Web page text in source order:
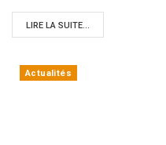
LIRE LA SUITE...
Actualités